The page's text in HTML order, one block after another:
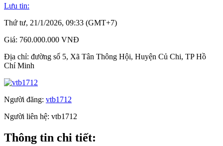
Lưu tin:
Thứ tư, 21/1/2026, 09:33 (GMT+7)
Giá: 760.000.000 VNĐ
Địa chỉ: đường số 5, Xã Tân Thông Hội, Huyện Củ Chi, TP Hồ
Chí Minh
Người đăng: vtb1712
Người liên hệ: vtb1712
Thông tin chi tiết: